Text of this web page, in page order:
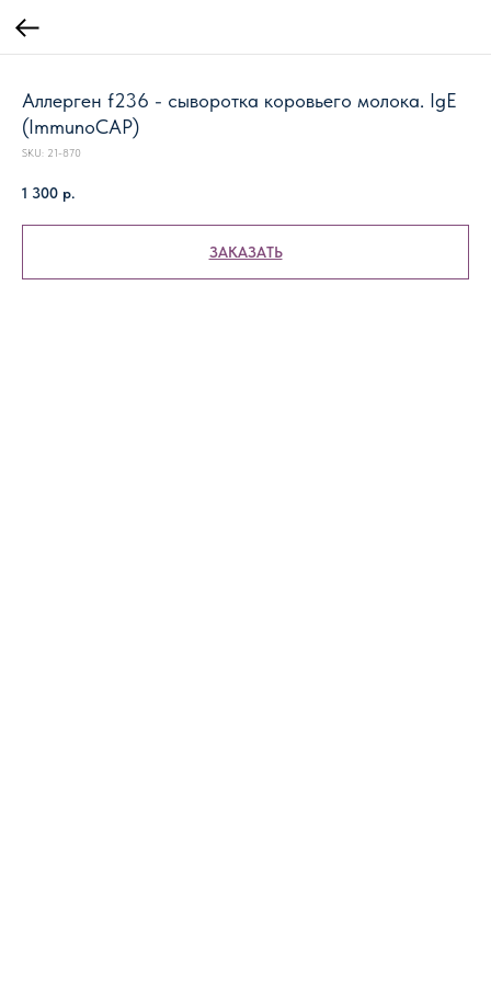
Аллерген f236 - сыворотка коровьего молока. IgE
(ImmunoCAP)
SKU: 21-870
1 300 р.
ЗАКАЗАТЬ